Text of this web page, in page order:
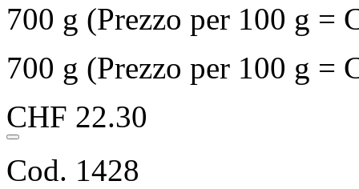
700 g (Prezzo per 100 g =
700 g (Prezzo per 100 g =
CHF 22.30
Cod. 1428